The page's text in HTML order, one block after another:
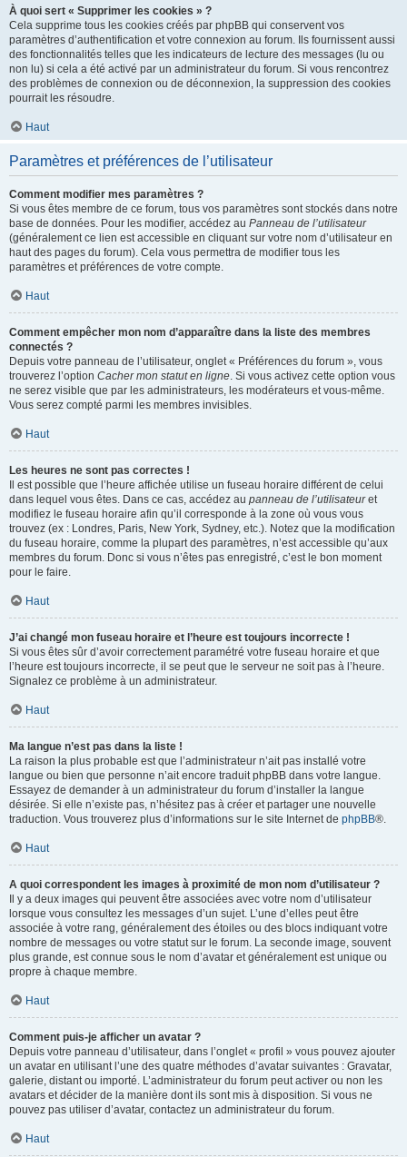
À quoi sert « Supprimer les cookies » ?
Cela supprime tous les cookies créés par phpBB qui conservent vos
paramètres d’authentification et votre connexion au forum. Ils fournissent aussi
des fonctionnalités telles que les indicateurs de lecture des messages (lu ou
non lu) si cela a été activé par un administrateur du forum. Si vous rencontrez
des problèmes de connexion ou de déconnexion, la suppression des cookies
pourrait les résoudre.
Haut
Paramètres et préférences de l’utilisateur
Comment modifier mes paramètres ?
Si vous êtes membre de ce forum, tous vos paramètres sont stockés dans notre
base de données. Pour les modifier, accédez au Panneau de l’utilisateur
(généralement ce lien est accessible en cliquant sur votre nom d’utilisateur en
haut des pages du forum). Cela vous permettra de modifier tous les
paramètres et préférences de votre compte.
Haut
Comment empêcher mon nom d’apparaître dans la liste des membres
connectés ?
Depuis votre panneau de l’utilisateur, onglet « Préférences du forum », vous
trouverez l’option Cacher mon statut en ligne. Si vous activez cette option vous
ne serez visible que par les administrateurs, les modérateurs et vous-même.
Vous serez compté parmi les membres invisibles.
Haut
Les heures ne sont pas correctes !
Il est possible que l’heure affichée utilise un fuseau horaire différent de celui
dans lequel vous êtes. Dans ce cas, accédez au panneau de l’utilisateuret
modifiez le fuseau horaire afin qu’il corresponde à la zone où vous vous
trouvez (ex : Londres, Paris, New York, Sydney, etc.). Notez que la modification
du fuseau horaire, comme la plupart des paramètres, n’est accessible qu’aux
membres du forum. Donc si vous n’êtes pas enregistré, c’est le bon moment
pour le faire.
Haut
J’ai changé mon fuseau horaire et l’heure est toujours incorrecte !
Si vous êtes sûr d’avoir correctement paramétré votre fuseau horaire et que
l’heure est toujours incorrecte, il se peut que le serveur ne soit pas à l’heure.
Signalez ce problème à un administrateur.
Haut
Ma langue n’est pas dans la liste !
La raison la plus probable est que l’administrateur n’ait pas installé votre
langue ou bien que personne n’ait encore traduit phpBB dans votre langue.
Essayez de demander à un administrateur du forum d’installer la langue
désirée. Si elle n’existe pas, n’hésitez pas à créer et partager une nouvelle
traduction. Vous trouverez plus d’informations sur le site Internet de phpBB®.
Haut
A quoi correspondent les images à proximité de mon nom d’utilisateur ?
Il y a deux images qui peuvent être associées avec votre nom d’utilisateur
lorsque vous consultez les messages d’un sujet. L’une d’elles peut être
associée à votre rang, généralement des étoiles ou des blocs indiquant votre
nombre de messages ou votre statut sur le forum. La seconde image, souvent
plus grande, est connue sous le nom d’avatar et généralement est unique ou
propre à chaque membre.
Haut
Comment puis-je afficher un avatar ?
Depuis votre panneau d’utilisateur, dans l’onglet « profil » vous pouvez ajouter
un avatar en utilisant l’une des quatre méthodes d’avatar suivantes : Gravatar,
galerie, distant ou importé. L’administrateur du forum peut activer ou non les
avatars et décider de la manière dont ils sont mis à disposition. Si vous ne
pouvez pas utiliser d’avatar, contactez un administrateur du forum.
Haut